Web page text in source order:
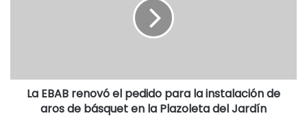
La EBAB renovó el pedido para la instalación de
aros de básquet en la Plazoleta del Jardín